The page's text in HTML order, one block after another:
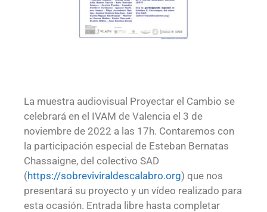
La muestra audiovisual Proyectar el Cambio se
celebrará en el IVAM de Valencia el 3 de
noviembre de 2022 a las 17h. Contaremos con
la participación especial de Esteban Bernatas
Chassaigne, del colectivo SAD
(https://sobreviviraldescalabro.org) que nos
presentará su proyecto y un vídeo realizado para
esta ocasión. Entrada libre hasta completar